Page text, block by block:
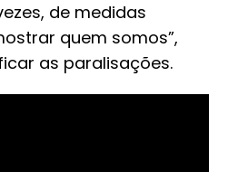
de medidas
quem somos”,
as paralisações.